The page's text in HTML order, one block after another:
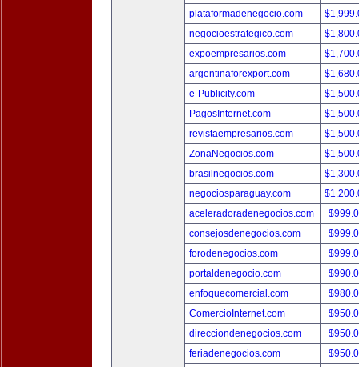
plataformadenegocio.com
negocioestrategico.com
expoempresarios.com
argentinaforexport.com
e-Publicity.com
PagosInternet.com
revistaempresarios.com
ZonaNegocios.com
brasilnegocios.com
negociosparaguay.com
aceleradoradenegocios.com
consejosdenegocios.com
forodenegocios.com
portaldenegocio.com
enfoquecomercial.com
ComercioInternet.com
direcciondenegocios.com
feriadenegocios.com